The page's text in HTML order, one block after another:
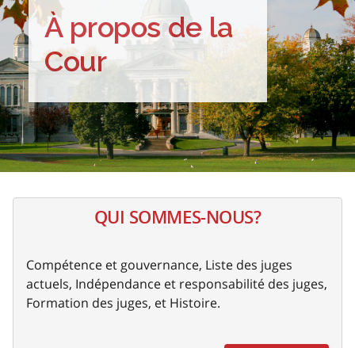
À propos de la
Cour
QUI SOMMES-NOUS?
Compétence et gouvernance, Liste des juges
actuels, Indépendance et responsabilité des juges,
Formation des juges, et Histoire.